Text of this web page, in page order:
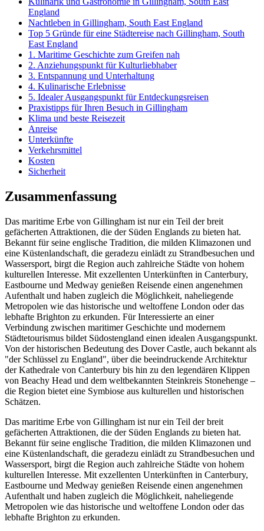
England
Nachtleben in Gillingham, South East England
Top 5 Gründe für eine Städtereise nach Gillingham, South
East England
1. Maritime Geschichte zum Greifen nah
2. Anziehungspunkt für Kulturliebhaber
3. Entspannung und Unterhaltung
4. Kulinarische Erlebnisse
5. Idealer Ausgangspunkt für Entdeckungsreisen
Praxistipps für Ihren Besuch in Gillingham
Klima und beste Reisezeit
Anreise
Unterkünfte
Verkehrsmittel
Kosten
Sicherheit
Zusammenfassung
Das maritime Erbe von Gillingham ist nur ein Teil der breit
gefächerten Attraktionen, die der Süden Englands zu bieten hat.
Bekannt für seine englische Tradition, die milden Klimazonen und
eine Küstenlandschaft, die geradezu einlädt zu Strandbesuchen und
Wassersport, birgt die Region auch zahlreiche Städte von hohem
kulturellen Interesse. Mit exzellenten Unterkünften in Canterbury,
Eastbourne und Medway genießen Reisende einen angenehmen
Aufenthalt und haben zugleich die Möglichkeit, naheliegende
Metropolen wie das historische und weltoffene London oder das
lebhafte Brighton zu erkunden. Für Interessierte an einer
Verbindung zwischen maritimer Geschichte und modernem
Städtetourismus bildet Südostengland einen idealen Ausgangspunkt.
Von der historischen Bedeutung des Dover Castle, auch bekannt als
"der Schlüssel zu England", über die beeindruckende Architektur
der Kathedrale von Canterbury bis hin zu den legendären Klippen
von Beachy Head und dem weltbekannten Steinkreis Stonehenge –
die Region bietet eine Symbiose aus kulturellen und historischen
Schätzen.
Das maritime Erbe von Gillingham ist nur ein Teil der breit
gefächerten Attraktionen, die der Süden Englands zu bieten hat.
Bekannt für seine englische Tradition, die milden Klimazonen und
eine Küstenlandschaft, die geradezu einlädt zu Strandbesuchen und
Wassersport, birgt die Region auch zahlreiche Städte von hohem
kulturellen Interesse. Mit exzellenten Unterkünften in Canterbury,
Eastbourne und Medway genießen Reisende einen angenehmen
Aufenthalt und haben zugleich die Möglichkeit, naheliegende
Metropolen wie das historische und weltoffene London oder das
lebhafte Brighton zu erkunden.